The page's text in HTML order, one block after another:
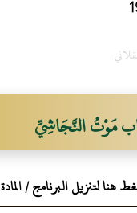
مَوْتُ النَّجَاشِيِّ
هنا لتنزيل البرنامج / المادة